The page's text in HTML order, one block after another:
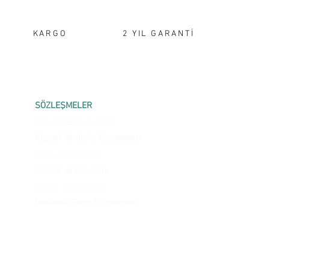
KARGO 2 YIL GARANTİ
SÖZLEŞMELER